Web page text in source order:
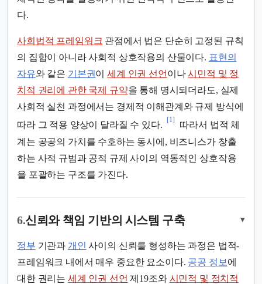
다.
사회법적 프레임워크 관점에서 법은 단순히 고정된 규칙
의 집합이 아니라 사회적 상호작용의 산물이다. 표현의
자유와 같은 기본권이세계 인권 선언 이나시민적 및 정
치적 권리에 관한 국제 규약을 통해 명시되더라도, 실제
사회적 실천 과정에서는 경제적 이해관계와 규제 방식에
따라 그 적용 양상이 달라질 수 있다.
[1]
따라서 법적 체
계는 공공의 가치를 수호하는 동시에, 비즈니스가 창출
하는 사적 규범과 공적 규제 사이의 역동적인 상호작용
을 포괄하는 구조를 가진다.
6.신뢰와 책임 기반의 시스템 구축 ▾
정부 기관과 개인 사이의 신뢰를 형성하는 과정은 법적-
프레임워크 내에서 매우 중요한 요소이다. 공공 정보 에
대한 권리는 세계 인권 선언 제19조와 시민적 및 정치적